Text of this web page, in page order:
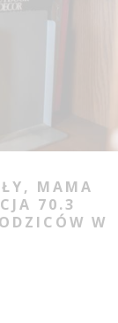
MAMA
70.3
W